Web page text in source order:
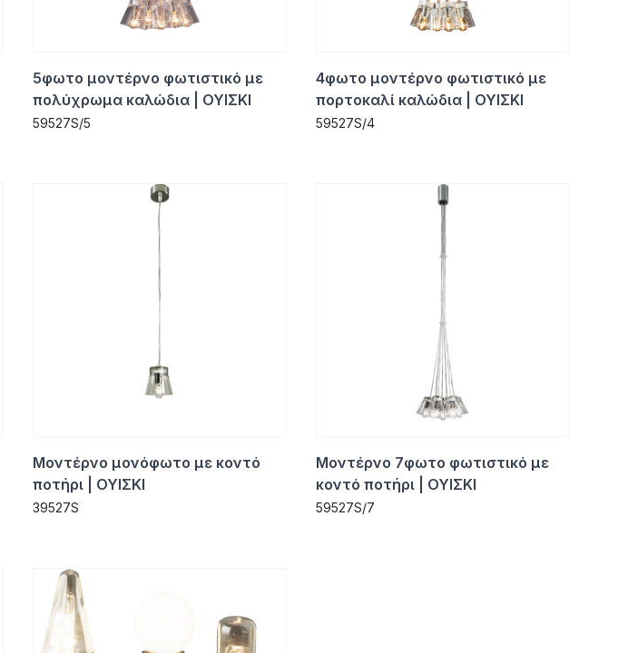
5φωτο μοντέρνο φωτιστικό με
πολύχρωμα καλώδια | ΟΥΙΣΚΙ
59527S/5
4φωτο μοντέρνο φωτιστικό με
πορτοκαλί καλώδια | ΟΥΙΣΚΙ
59527S/4
Μοντέρνο μονόφωτο με κοντό
ποτήρι | ΟΥΙΣΚΙ
39527S
Μοντέρνο 7φωτο φωτιστικό με
κοντό ποτήρι | ΟΥΙΣΚΙ
59527S/7